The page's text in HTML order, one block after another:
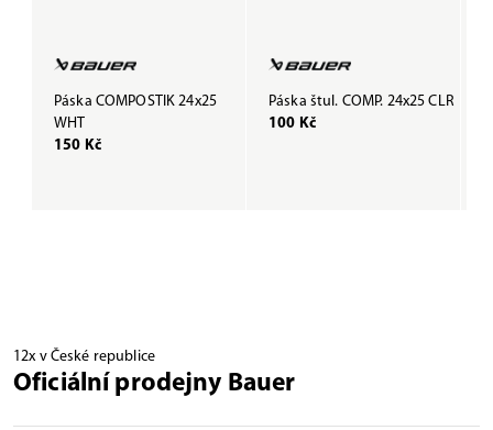
Páska COMPOSTIK 24x25
WHT
150 Kč
Páska štul. COMP. 24x25 CLR
100 Kč
12x v České republice
Oficiální prodejny Bauer